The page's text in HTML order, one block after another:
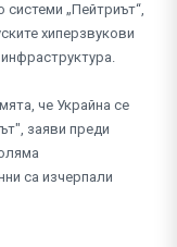
„Пейтриът“,
хиперзвукови
че Украйна се
заяви преди
са изчерпали